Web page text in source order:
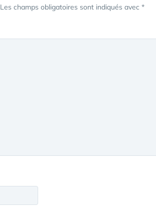
Les champs obligatoires sont indiqués avec *